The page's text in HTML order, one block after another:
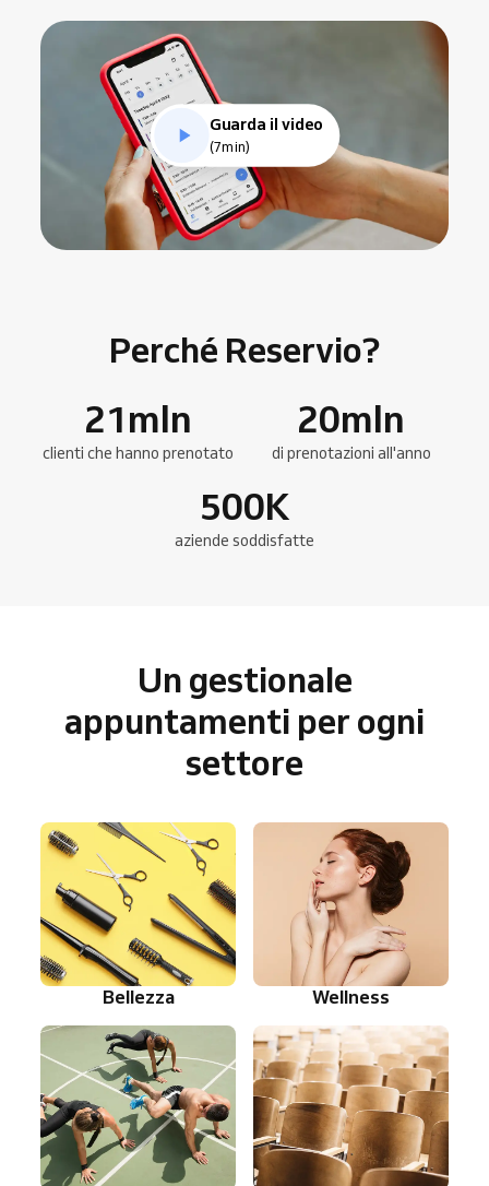
Guarda il video
(7min)
Perché Reservio?
21mln
clienti che hanno prenotato
20mln
di prenotazioni all'anno
500K
aziende soddisfatte
Un gestionale
appuntamenti per ogni
settore
Bellezza Wellness